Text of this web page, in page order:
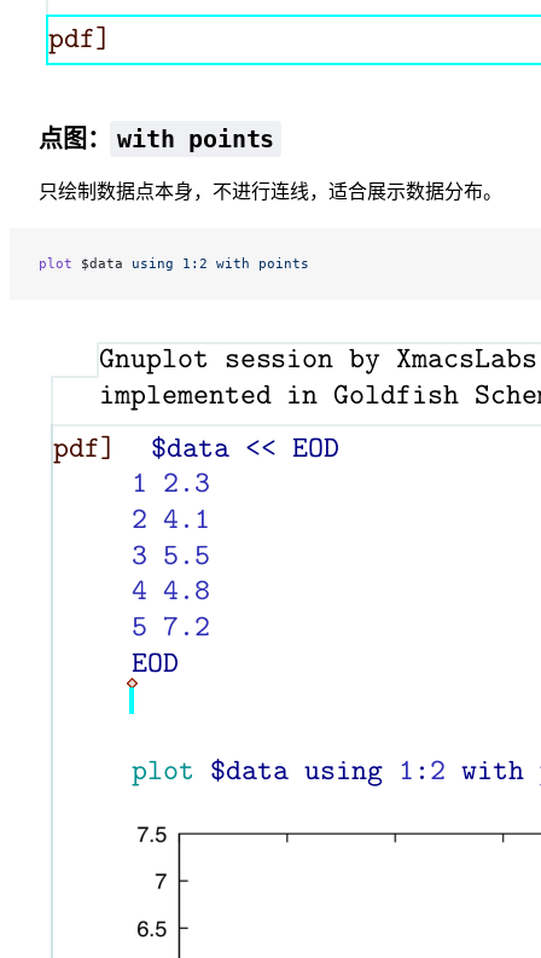
点图： with points
只绘制数据点本身，不进行连线，适合展示数据分布。
plot $data using 1:2 with points